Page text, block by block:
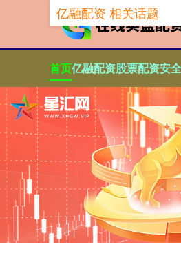
首页亿融配资股票配资安
亿融配资 相关话题